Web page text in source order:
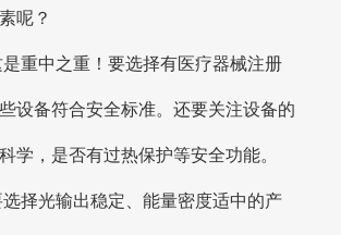
呢？
是重中之重！要选择有医疗器械注册
设备符合安全标准。还要关注设备的
学，是否有过热保护等安全功能。
选择光输出稳定、能量密度适中的产